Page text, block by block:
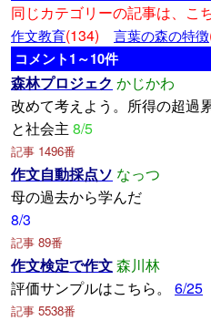
同じカテゴリーの記事は、こ
作文教育(134) 言葉の森の特徴
コメント1～10件
森林プロジェク かじかわ
改めて考えよう。所得の超過
と社会主 8/5
記事 1496番
作文自動採点ソ なっつ
母の過去から学んだ 令
8/3
記事 89番
作文検定で作文森川林
評価サンプルはこちら。 6/25
記事 5538番